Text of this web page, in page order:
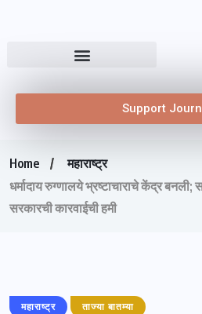
Support
Home
महाराष्ट्र
धर्मादाय रुग्णालये भ्रष्टाचाराचे केंद्र बनली;
सरकारची कारवाईची हमी
महाराष्ट्र ताज्या बातम्या